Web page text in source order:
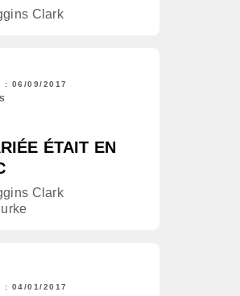
Clark
: 06/09/2017
ÉTAIT EN
Clark
: 04/01/2017